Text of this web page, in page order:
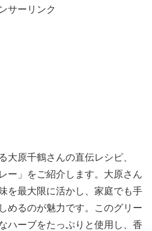
サーリンク
大原千鶴さんの直伝レシピ、
ー」をご紹介します。大原さん
を最大限に活かし、家庭でも手
めるのが魅力です。このグリー
ハーブをたっぷりと使用し、香